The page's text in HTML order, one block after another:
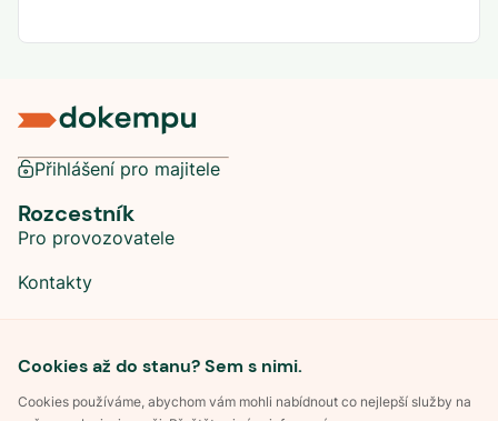
Cookies až do stanu? Sem s nimi.
Cookies používáme, abychom vám mohli nabídnout co nejlepší služby na
Přihlášení pro majitele
Rozcestník
Pro provozovatele
Kontakty